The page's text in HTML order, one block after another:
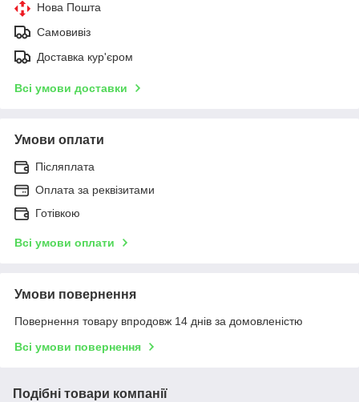
Нова Пошта
Самовивіз
Доставка кур'єром
Всі умови доставки
Умови оплати
Післяплата
Оплата за реквізитами
Готівкою
Всі умови оплати
Умови повернення
Повернення товару впродовж 14 днів за домовленістю
Всі умови повернення
Подібні товари компанії